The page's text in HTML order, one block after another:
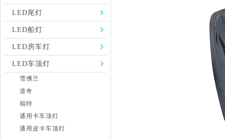
LED尾灯
LED船灯
LED房车灯
LED车顶灯
雪佛兰
道奇
福特
通用卡车顶灯
通用皮卡车顶灯